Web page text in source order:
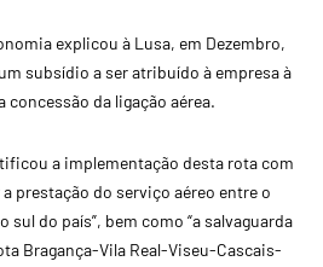
explicou à Lusa, em Dezembro,
subsídio a ser atribuído à empresa à
concessão da ligação aérea.
a implementação desta rota com
prestação do serviço aéreo entre o
do país”, bem como “a salvaguarda
Bragança-Vila Real-Viseu-Cascais-